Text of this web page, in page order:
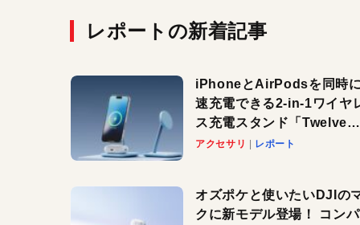
レポートの新着記事
iPhoneとAirPodsを同時
速充電できる2-in-1ワイヤ
ス充電スタンド「Twelve
South HiRise 2 Deluxe」
アクセサリ レポート
オズポケと使いたいDJIの
クに新モデル登場！ コン